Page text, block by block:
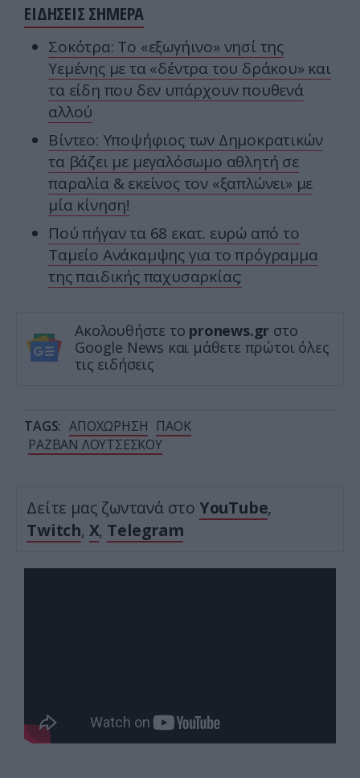
ΕΙΔΗΣΕΙΣ ΣΗΜΕΡΑ
Σοκότρα: Το «εξωγήινο» νησί της
Υεμένης με τα «δέντρα του δράκου» και
τα είδη που δεν υπάρχουν πουθενά
αλλού
Βίντεο: Υποψήφιος των Δημοκρατικών
τα βάζει με μεγαλόσωμο αθλητή σε
παραλία & εκείνος τον «ξαπλώνει» με
μία κίνηση!
Πού πήγαν τα 68 εκατ. ευρώ από το
Ταμείο Ανάκαμψης για το πρόγραμμα
της παιδικής παχυσαρκίας;
Ακολουθήστε το pronews.gr στο
Google News και μάθετε πρώτοι όλες
τις ειδήσεις
TAGS: ΑΠΟΧΩΡΗΣΗ ΠΑΟΚ
ΡΑΖΒΑΝ ΛΟΥΤΣΕΣΚΟΥ
Δείτε μας ζωντανά στο YouTube,
Twitch, X, Telegram